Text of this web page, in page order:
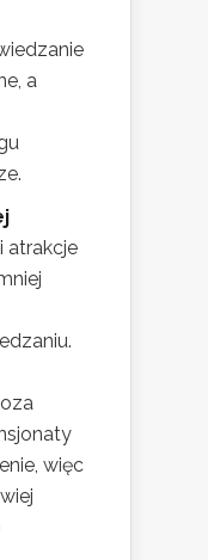
a
atrakcje
więc